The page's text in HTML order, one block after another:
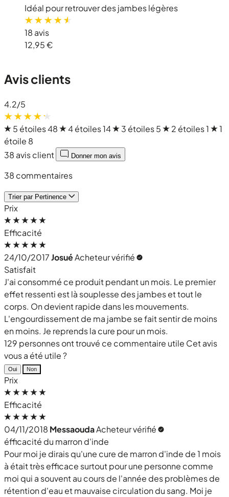
Idéal pour retrouver des jambes légères
18 avis
12,95 €
Avis clients
4.2/5
5 étoiles48 4 étoiles14 3 étoiles5 2 étoiles1
1
étoile 8
38 avis client
Donner mon avis
38 commentaires
Trier par Pertinence
Prix
Efficacité
24/10/2017JosuéAcheteur vérifié
Satisfait
J'ai consommé ce produit pendant un mois. Le premier
effet ressenti est là souplesse des jambes et tout le
corps. On devient rapide dans les mouvements.
L'engourdissement de ma jambe se fait sentir de moins
en moins. Je reprends la cure pour un mois.
129 personnes ont trouvé ce commentaire utile Cet avis
vous a été utile ?
Oui Non
Prix
Efficacité
04/11/2018 MessaoudaAcheteur vérifié
éfficacité du marron d'inde
Pour moi je dirais qu'une cure de marron d'inde de 1 mois
à était très efficace surtout pour une personne comme
moi qui a souvent au cours de l'année des problèmes de
rétention d'eau et mauvaise circulation du sang. Moi je